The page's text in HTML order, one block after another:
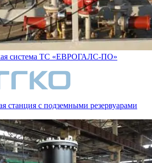
система ТС «ЕВРОГАЛС-ПО»
станция с подземными резервуарами